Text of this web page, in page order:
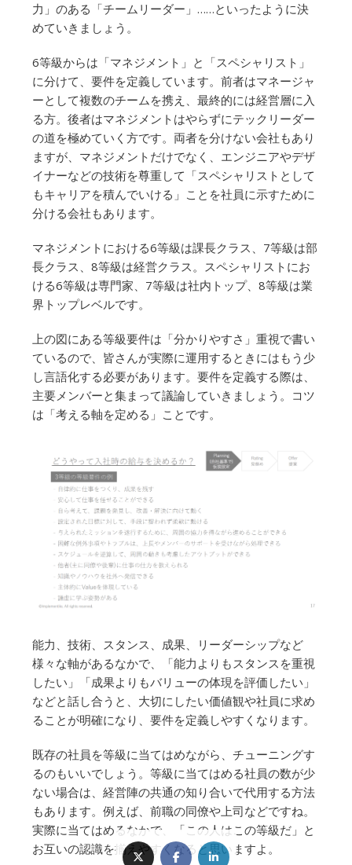
力」のある「チームリーダー」……といったように決
めていきましょう。
6等級からは「マネジメント」と「スペシャリスト」
に分けて、要件を定義しています。前者はマネージャ
ーとして複数のチームを携え、最終的には経営層に入
る方。後者はマネジメントはやらずにテックリーダー
の道を極めていく方です。両者を分けない会社もあり
ますが、マネジメントだけでなく、エンジニアやデザ
イナーなどの技術を尊重して「スペシャリストとして
もキャリアを積んでいける」ことを社員に示すために
分ける会社もあります。
マネジメントにおける6等級は課長クラス、7等級は部
長クラス、8等級は経営クラス。スペシャリストにお
ける6等級は専門家、7等級は社内トップ、8等級は業
界トップレベルです。
上の図にある等級要件は「分かりやすさ」重視で書い
ているので、皆さんが実際に運用するときにはもう少
し言語化する必要があります。要件を定義する際は、
主要メンバーと集まって議論していきましょう。コツ
は「考える軸を定める」ことです。
能力、技術、スタンス、成果、リーダーシップなど
様々な軸があるなかで、「能力よりもスタンスを重視
したい」「成果よりもバリューの体現を評価したい」
などと話し合うと、大切にしたい価値観や社員に求め
ることが明確になり、要件を定義しやすくなります。
既存の社員を等級に当てはめながら、チューニングす
るのもいいでしょう。等級に当てはめる社員の数が少
ない場合は、経営陣の共通の知り合いで代用する方法
もあります。例えば、前職の同僚や上司などですね。
実際に当てはめるなかで、「この人はこの等級だ」と
お互いの認識を揃えやすくなると思いますよ。